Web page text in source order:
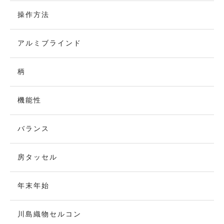
操作方法
アルミブラインド
柄
機能性
バランス
房タッセル
年末年始
川島織物セルコン